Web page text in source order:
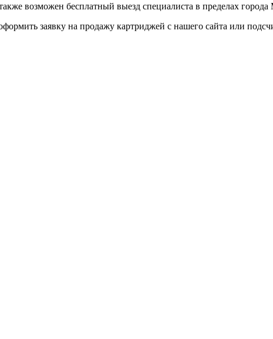
возможен бесплатный выезд специалиста в пределах
заявку на продажу картриджей с нашего сайта или